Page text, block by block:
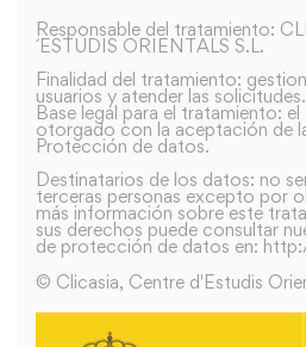
Responsable del tratamiento:
´ESTUDIS ORIENTALS S.L.
Finalidad del tratamiento:
usuarios y atender las solicitudes.
Base legal para el tratamiento:
otorgado con la aceptación de
Protección de datos.
Destinatarios de los datos: no
terceras personas excepto por
más información sobre este
sus derechos puede consultar
de protección de datos en:
© Clicasia, Centre d'Estudis